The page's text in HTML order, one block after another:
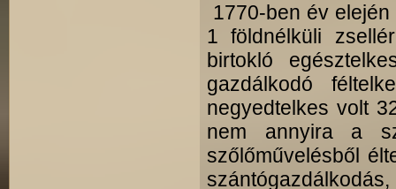
1770-ben év
1 földnélküli
birtokló
gazdálkodó
negyedtelkes volt
nem annyira a
szőlőművelésből